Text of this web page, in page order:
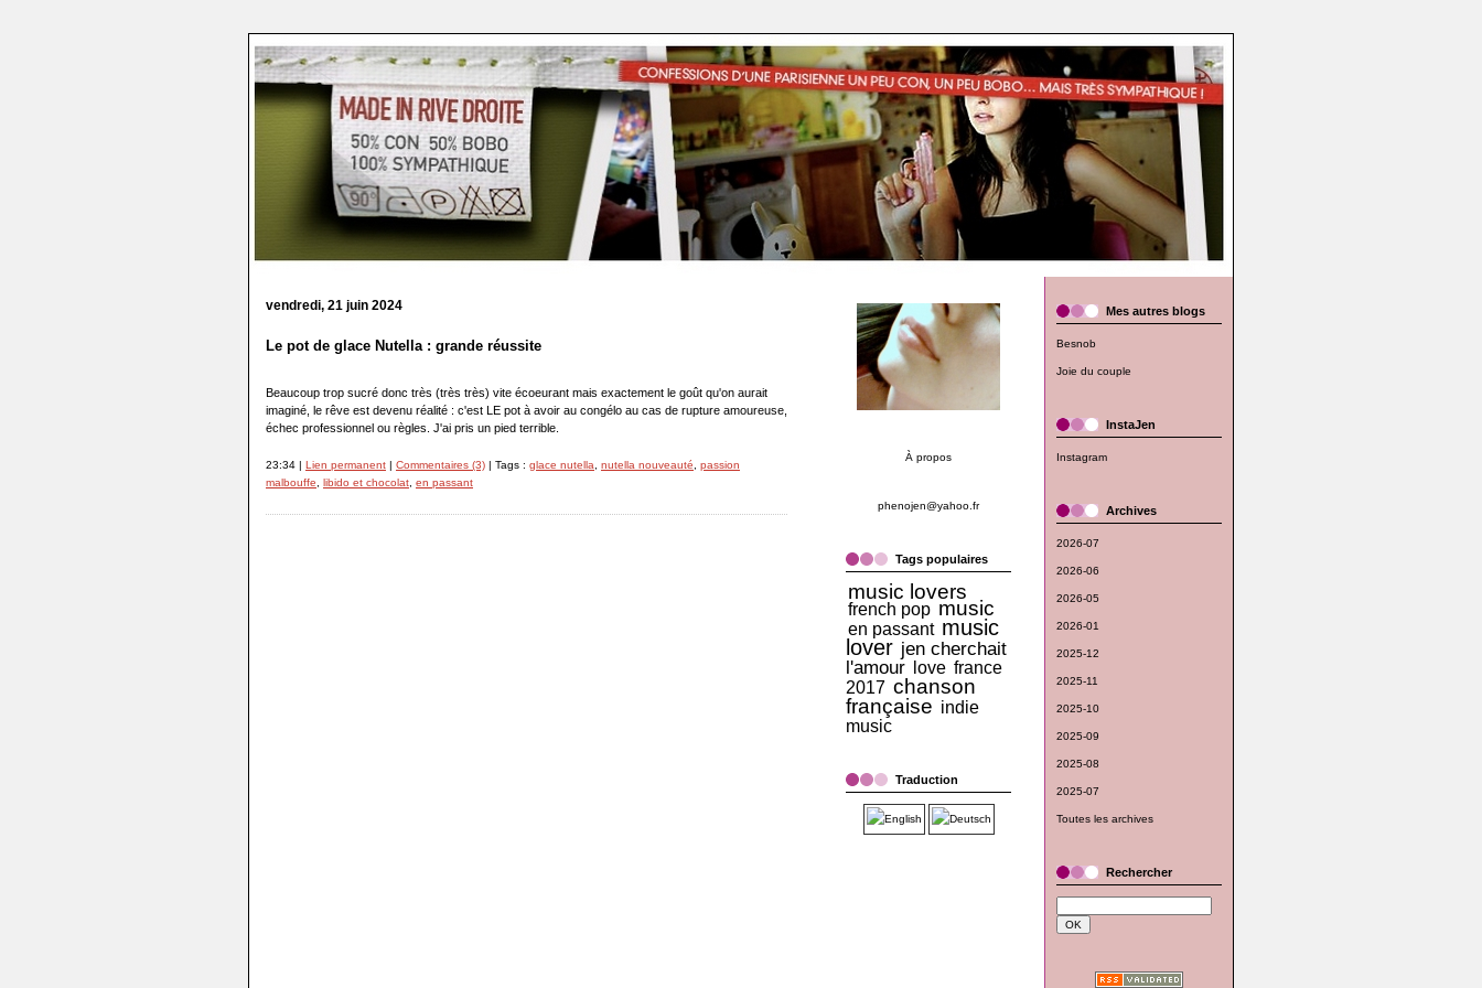
vendredi, 21 juin 2024
Le pot de glace Nutella : grande réussite
Beaucoup trop sucré donc très (très très) vite écoeurant mais exactement le goût qu'on aurait
imaginé, le rêve est devenu réalité : c'est LE pot à avoir au congélo au cas de rupture amoureuse,
échec professionnel ou règles. J'ai pris un pied terrible.
23:34 | Lien permanent | Commentaires (3) | Tags : glace nutella nutella nouveauté
passion
malbouffe
libido et chocolat en passant
À propos
phenojen@yahoo.fr
Tags populaires
music lovers
french pop music
en passant music
lover jen cherchait
l'amour
love france
2017 chanson
française indie
music
Traduction
Mes autres blogs
Besnob
Joie du couple
InstaJen
Instagram
Archives
2026-07
2026-06
2026-05
2026-01
2025-12
2025-11
2025-10
2025-09
2025-08
2025-07
Toutes les archives
Rechercher